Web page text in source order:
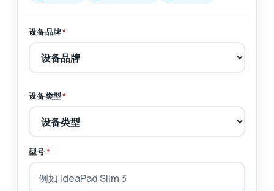
设备品牌*
设备类型*
型号*